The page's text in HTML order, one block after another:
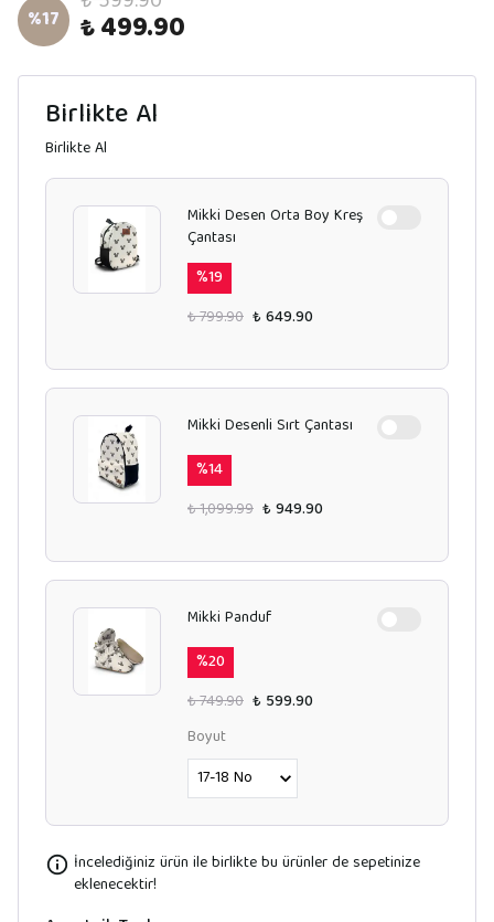
%17 ₺ 499.90
Birlikte Al
Birlikte Al
Mikki Desen Orta Boy Kreş
Çantası
%19
₺ 799.90 ₺ 649.90
Mikki Desenli Sırt Çantası
%14
₺ 1,099.99 ₺ 949.90
Mikki Panduf
%20
₺ 749.90 ₺ 599.90
Boyut
İncelediğiniz ürün ile birlikte bu ürünler de sepetinize
eklenecektir!